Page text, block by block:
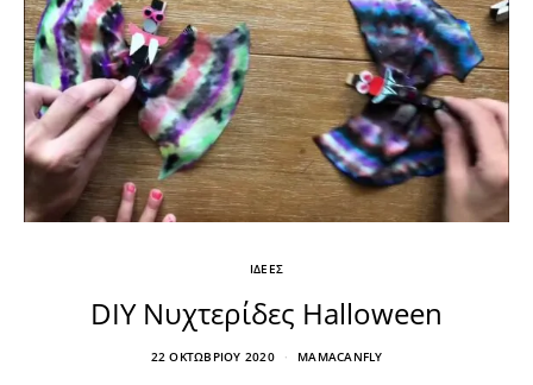
ΙΔΕΕΣ
DIY Νυχτερίδες Halloween
22 ΟΚΤΩΒΡΊΟΥ 2020 MAMACANFLY